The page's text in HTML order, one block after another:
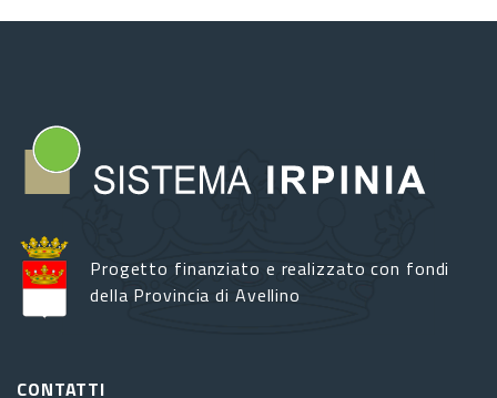
Progetto finanziato e realizzato con fondi
della Provincia di Avellino
CONTATTI